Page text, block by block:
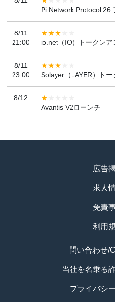
Pi Network:Protocol 26
8/11
21:00
io.net（IO）トークンア
8/11
23:00
Solayer（LAYER）トー
8/12
Avantis V2ローンチ
広告
求人
免責
利用
問い合わせ/
当社を名乗る
プライバシ